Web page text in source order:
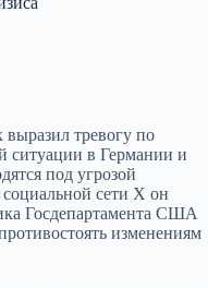
тревогу по
ситуации в Германии и
под угрозой
сети X он
Госдепартамента США
изменениям